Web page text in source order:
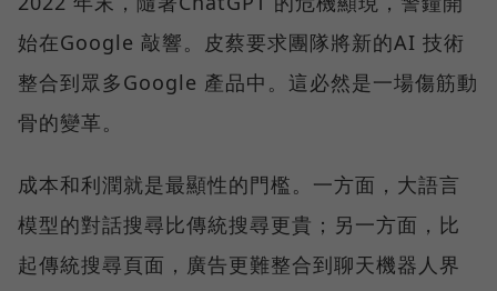
始在Google 敲響。皮蔡要求團隊將新的AI 技術
整合到眾多Google 產品中。這必然是一場傷筋動
骨的變革。
成本和利潤就是最顯性的門檻。一方面，大語言
模型的對話搜尋比傳統搜尋更貴；另一方面，比
起傳統搜尋頁面，廣告更難整合到聊天機器人界